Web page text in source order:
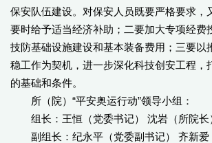
保安队伍建设。对保安人员既要严格要求，
要时给予适当经济补助；二要加大专项经费
技防基础设施建设和基本装备费用；三要以
稳工作为契机，进一步深化科技创安工程，
的基础和条件。
所（院）“平安奥运行动”领导小组：
组长：王恒（党委书记） 沈岩（所院长
副组长：纪永平（党委副书记） 齐新爱